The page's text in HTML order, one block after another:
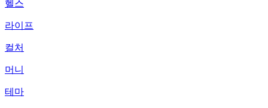
헬스
라이프
컬처
머니
테마